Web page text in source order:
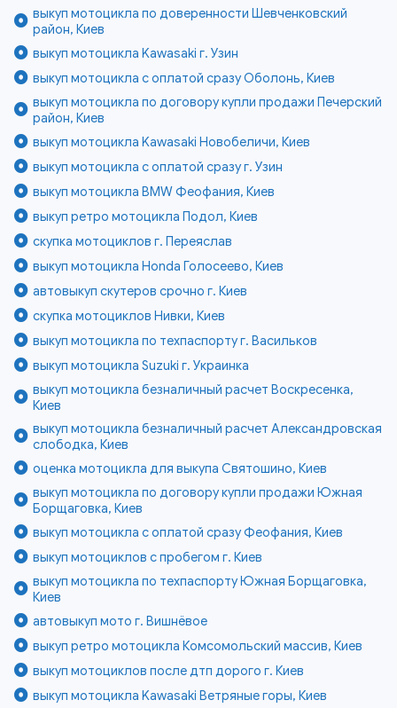
выкуп мотоцикла по доверенности Шевченковский
район, Киев
выкуп мотоцикла Kawasaki г. Узин
выкуп мотоцикла с оплатой сразу Оболонь, Киев
выкуп мотоцикла по договору купли продажи Печерский
район, Киев
выкуп мотоцикла Kawasaki Новобеличи, Киев
выкуп мотоцикла с оплатой сразу г. Узин
выкуп мотоцикла BMW Феофания, Киев
выкуп ретро мотоцикла Подол, Киев
скупка мотоциклов г. Переяслав
выкуп мотоцикла Honda Голосеево, Киев
автовыкуп скутеров срочно г. Киев
скупка мотоциклов Нивки, Киев
выкуп мотоцикла по техпаспорту г. Васильков
выкуп мотоцикла Suzuki г. Украинка
выкуп мотоцикла безналичный расчет Воскресенка,
Киев
выкуп мотоцикла безналичный расчет Александровская
слободка, Киев
оценка мотоцикла для выкупа Святошино, Киев
выкуп мотоцикла по договору купли продажи Южная
Борщаговка, Киев
выкуп мотоцикла с оплатой сразу Феофания, Киев
выкуп мотоциклов с пробегом г. Киев
выкуп мотоцикла по техпаспорту Южная Борщаговка,
Киев
автовыкуп мото г. Вишнёвое
выкуп ретро мотоцикла Комсомольский массив, Киев
выкуп мотоциклов после дтп дорого г. Киев
выкуп мотоцикла Kawasaki Ветряные горы, Киев